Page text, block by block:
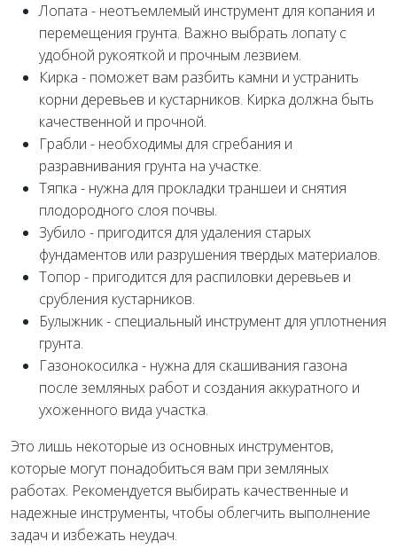
Лопата - неотъемлемый инструмент для копания и
перемещения грунта. Важно выбрать лопату с
удобной рукояткой и прочным лезвием.
Кирка - поможет вам разбить камни и устранить
корни деревьев и кустарников. Кирка должна быть
качественной и прочной.
Грабли - необходимы для сгребания и
разравнивания грунта на участке.
Тяпка - нужна для прокладки траншеи и снятия
плодородного слоя почвы.
Зубило - пригодится для удаления старых
фундаментов или разрушения твердых материалов.
Топор - пригодится для распиловки деревьев и
срубления кустарников.
Булыжник - специальный инструмент для уплотнения
грунта.
Газонокосилка - нужна для скашивания газона
после земляных работ и создания аккуратного и
ухоженного вида участка.
Это лишь некоторые из основных инструментов,
которые могут понадобиться вам при земляных
работах. Рекомендуется выбирать качественные и
надежные инструменты, чтобы облегчить выполнение
задач и избежать неудач.